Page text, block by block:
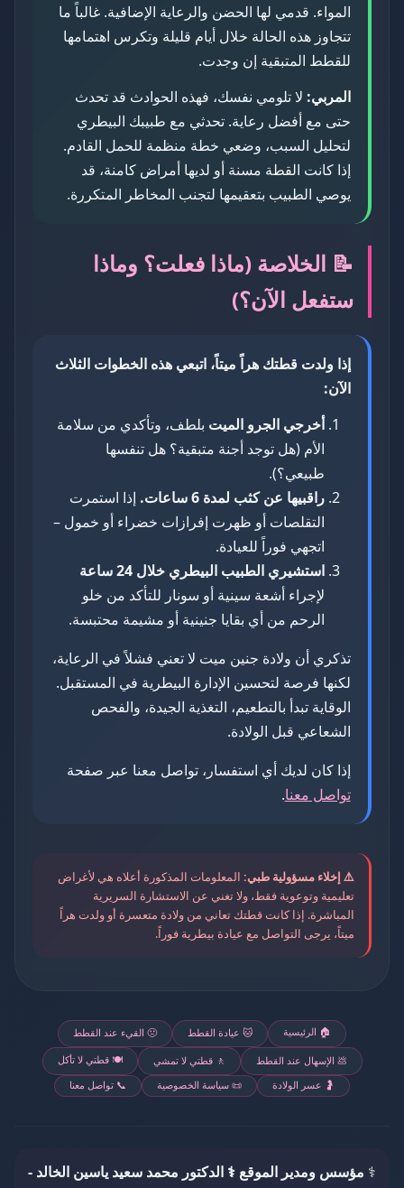
المواء. قدمي لها الحضن والرعاية الإضافية. غالباً ما
تتجاوز هذه الحالة خلال أيام قليلة وتكرس اهتمامها
للقطط المتبقية إن وجدت.
المربي: لا تلومي نفسك، فهذه الحوادث قد تحدث
حتى مع أفضل رعاية. تحدثي مع طبيبك البيطري
لتحليل السبب، وضعي خطة منظمة للحمل القادم.
إذا كانت القطة مسنة أو لديها أمراض كامنة، قد
يوصي الطبيب بتعقيمها لتجنب المخاطر المتكررة.
📝 الخلاصة (ماذا فعلت؟ وماذا
ستفعل الآن؟)
إذا ولدت قطتك هراً ميتاً، اتبعي هذه الخطوات الثلاث
الآن:
أخرجي الجرو الميت بلطف، وتأكدي من سلامة
الأم (هل توجد أجنة متبقية؟ هل تنفسها
طبيعي؟).
راقبيها عن كثب لمدة 6 ساعات.
إذا استمرت
التقلصات أو ظهرت إفرازات خضراء أو خمول –
اتجهي فوراً للعيادة.
استشيري الطبيب البيطري خلال 24 ساعة
لإجراء أشعة سينية أو سونار للتأكد من خلو
الرحم من أي بقايا جنينية أو مشيمة محتبسة.
تذكري أن ولادة جنين ميت لا تعني فشلاً في الرعاية،
لكنها فرصة لتحسين الإدارة البيطرية في المستقبل.
الوقاية تبدأ بالتطعيم، التغذية الجيدة، والفحص
الشعاعي قبل الولادة.
إذا كان لديك أي استفسار، تواصل معنا عبر صفحة
تواصل معنا.
⚠️ إخلاء مسؤولية طبي: المعلومات المذكورة أعلاه هي لأغراض
تعليمية وتوعوية فقط، ولا تغني عن الاستشارة السريرية
المباشرة. إذا كانت قطتك تعاني من ولادة متعسرة أو ولدت هراً
ميتاً، يرجى التواصل مع عيادة بيطرية فوراً.
🏠 الرئيسية 🐱 عيادة القطط 🤢 القيء عند القطط
💩 الإسهال عند القطط 🚶 قطتي لا تمشي 🍽️ قطتي لا تأكل
🤰 عسر الولادة 📜 سياسة الخصوصية 📞 تواصل معنا
⚕️ مؤسس ومدير الموقع ⚕️ الدكتور محمد سعيد ياسين الخالد -